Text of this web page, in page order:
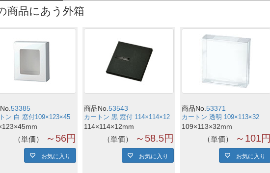
商品にあう外箱
53385
ン 白 窓付109×123×45
単価 ～56円
お気に入り
商品No.53543
カートン 黒 窓付 114×114×12
114×114×12mm
単価 ～58.5円
お気に入り
商品No.53371
カートン 透明 109×113×32
109×113×32mm
単価 ～101円
お気に入り